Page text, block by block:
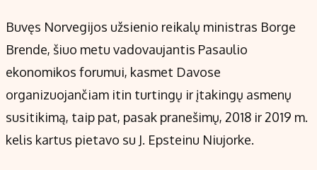
Buvęs Norvegijos užsienio reikalų ministras Borge
Brende, šiuo metu vadovaujantis Pasaulio
ekonomikos forumui, kasmet Davose
organizuojančiam itin turtingų ir įtakingų asmenų
susitikimą, taip pat, pasak pranešimų, 2018 ir 2019 m.
kelis kartus pietavo su J. Epsteinu Niujorke.